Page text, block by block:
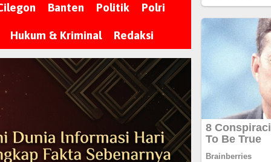
Banten Politik Polri
Hukum & Kriminal Redaksi